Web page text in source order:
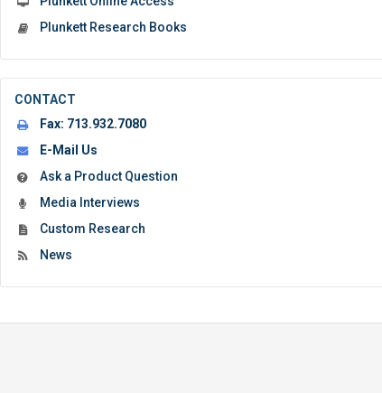
Plunkett Research Books
CONTACT
Fax: 713.932.7080
E-Mail Us
Ask a Product Question
Media Interviews
Custom Research
News